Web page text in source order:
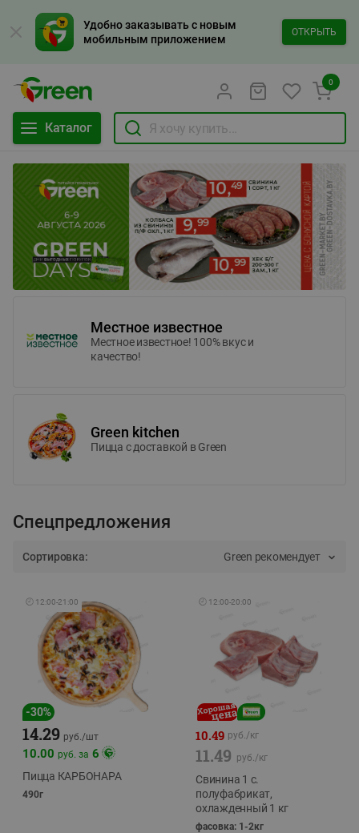
Удобно заказывать с новым
мобильным приложением
ОТКРЫТЬ
Каталог
0
Местное известное
Местное известное! 100% вкус и
качество!
Green kitchen
Пицца c доставкой в Green
Спецпредложения
Сортировка: Green рекомендует
🕘 12:00-21:00
-30%
14.29 руб./шт
10.00 руб. за 6
Пицца КАРБОНАРА
490г
🕘 12:00-20:00
10.49 руб./кг
11.49 руб./кг
Свинина 1 с.
полуфабрикат,
охлажденный 1 кг
фасовка: 1-2кг